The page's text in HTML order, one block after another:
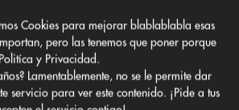
Cookies para mejorar blablablabla esas
pero las tenemos que poner porque
y Privacidad.
Lamentablemente, no se le permite dar
servicio para ver este contenido. ¡Pide a tus